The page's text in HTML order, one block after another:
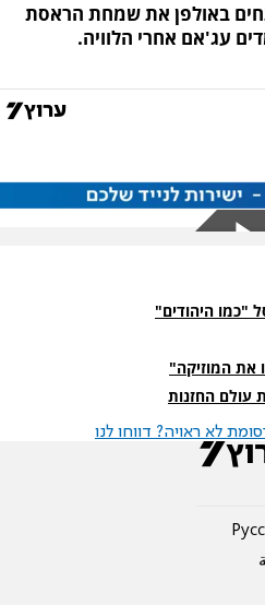
באולפן את שמחת הראסת
עג'אם אחרי הלוויה.
"כמו היהודים"
את המוזיקה"
עולם החזנות
לא ראויה? דווחו לנו